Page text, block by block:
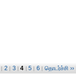
| 2 | 3 | 4 | 5 | 6 | தொடர்ச்சி ››